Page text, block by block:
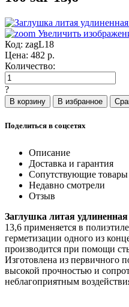
Увеличить
Код: zagL18
Цена: 482 р.
Количество:
?
Поделиться в соцсетях
Описание
Доставка и гарантия
Сопутствующие товары
Недавно смотрели
Отзыв
Заглушка литая удлиненная
13,6 применяется в
герметизации одного из
производится при помощи
Изготовлена из первичного
высокой прочностью и
неблагоприятным